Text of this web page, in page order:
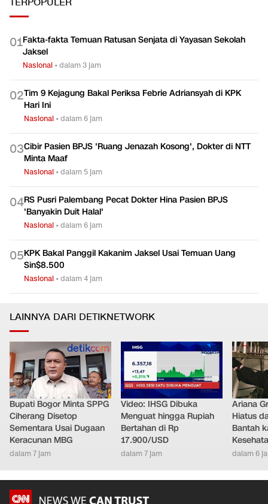
01Fakta-fakta Temuan Ratusan Senjata di Yayasan Sekolah
Jaksel
Nasional •dalam 3 jam
02Tim 9 Kejagung Bakal Periksa Febrie Adriansyah di KPK
Hari Ini
Nasional •dalam 6 jam
03Cibir Pasien BPJS 'Ruang Jenazah Kosong', Dokter di NTT
Minta Maaf
Nasional •dalam 5 jam
04RS Pusri Palembang Pecat Dokter Hina Pasien BPJS
'Banyakin Duit Halal'
Nasional •dalam 6 jam
05KPK Bakal Panggil Kakanim Jaksel Usai Temuan Uang
Sin$8.500
Nasional •dalam 4 jam
LAINNYA DARI DETIKNETWORK
Bupati Bogor Minta SPPG
Ciherang Disetop
Sementara Usai Dugaan
Keracunan MBG
dalam 7 jam
Video: IHSG Dibuka
Menguat hingga Rupiah
Bertahan di Rp
17.900/USD
dalam 7 jam
Ariana
Hiatus
Bantah
dalam 6